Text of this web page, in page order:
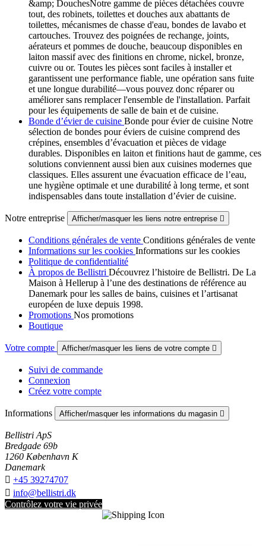
&amp; DouchesNotre gamme de pièces détachées couvre
tout, des robinets, toilettes et douches aux abattants de
toilettes, mécanismes de chasse d'eau, bondes de lavabo et
cartouches. Trouvez des poignées de rechange, joints,
aérateurs et pommes de douche, beaucoup disponibles en
laiton massif avec des finitions en chrome, nickel, bronze,
cuivre ou or. Toutes les pièces sont faciles à installer et
garantissent une performance fiable, une opération sans fuite
et une longue durabilité—vous pouvez donc réparer ou
améliorer sans remplacer l'ensemble de l'installation. Parfait
pour les équipements de salle de bain et de cuisine.
Bonde d’évier de cuisine Bonde pour évier de cuisine Notre
sélection de bondes pour éviers de cuisine comprend des
crépines, ensembles d’évacuation et pièces de vidage
durables. Disponibles en laiton et finitions haut de gamme, ces
solutions conviennent aussi bien aux cuisines modernes que
classiques. Elles assurent une évacuation efficace de l’eau,
une hygiène optimale et une durabilité à long terme, et sont
indispensables dans toute installation d’évier de cuisine.
Notre entreprise Afficher/masquer les liens notre entreprise 
Conditions générales de vente Conditions générales de vente
Informations sur les cookies Informations sur les cookies
Politique de confidentialité
À propos de Bellistri Découvrez l’histoire de Bellistri. De La
Maison à Hellerup à l’une des destinations de référence au
Danemark pour les salles de bains, cuisines et l’artisanat
européen de luxe depuis 1998.
Promotions Nos promotions
Boutique
Votre compte Afficher/masquer les liens de votre compte 
Suivi de commande
Connexion
Créez votre compte
Informations Afficher/masquer les informations du magasin 
Bellistri ApS
Bredgade 69b
1260 København K
Danemark
 +45 39274707
 info@bellistri.dk
Contrôlez votre vie privée